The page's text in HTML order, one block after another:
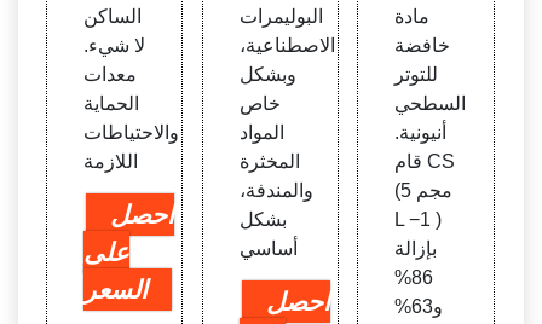
الساكن
لا شيء.
معدات
الحماية
والاحتياطات
اللازمة
احصل
على
السعر
البوليمرات
الاصطناعية،
وبشكل
خاص
المواد
المخثرة
والمندفة،
بشكل
أساسي
احصل
مادة
خافضة
للتوتر
السطحي
أنيونية.
قام CS
(5 مجم
L −1 )
بإزالة
86%
و63%